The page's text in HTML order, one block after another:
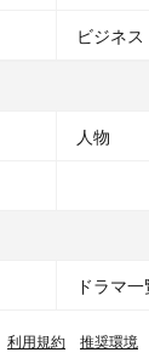
ビジネス
人物
ドラマ一
利用規約 推奨環境